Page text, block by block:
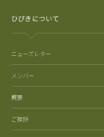
ひびきについて
ニューズレター
メンバー
概要
ご挨拶